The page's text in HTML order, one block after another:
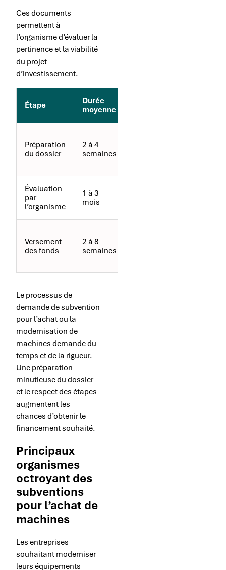
Ces documents
permettent à
l’organisme d’évaluer la
pertinence et la viabilité
du projet
d’investissement.
Étape
Durée
moyenne
Préparation
du dossier
2 à 4
semaines
Évaluation
par
l’organisme
1 à 3
mois
Versement
des fonds
2 à 8
semaines
Le processus de
demande de subvention
pour l’achat ou la
modernisation de
machines demande du
temps et de la rigueur.
Une préparation
minutieuse du dossier
et le respect des étapes
augmentent les
chances d’obtenir le
financement souhaité.
Principaux
organismes
octroyant des
subventions
pour l’achat de
machines
Les entreprises
souhaitant moderniser
leurs équipements